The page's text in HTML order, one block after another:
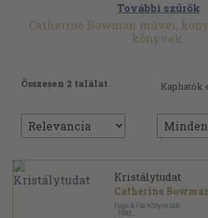
További szűrők
Catherine Bowman művei,
könyvek
Összesen 2 találat Kaphatók
Kristálytudat
Catherine
Hajja & Fiai Könyvkiadó
1993